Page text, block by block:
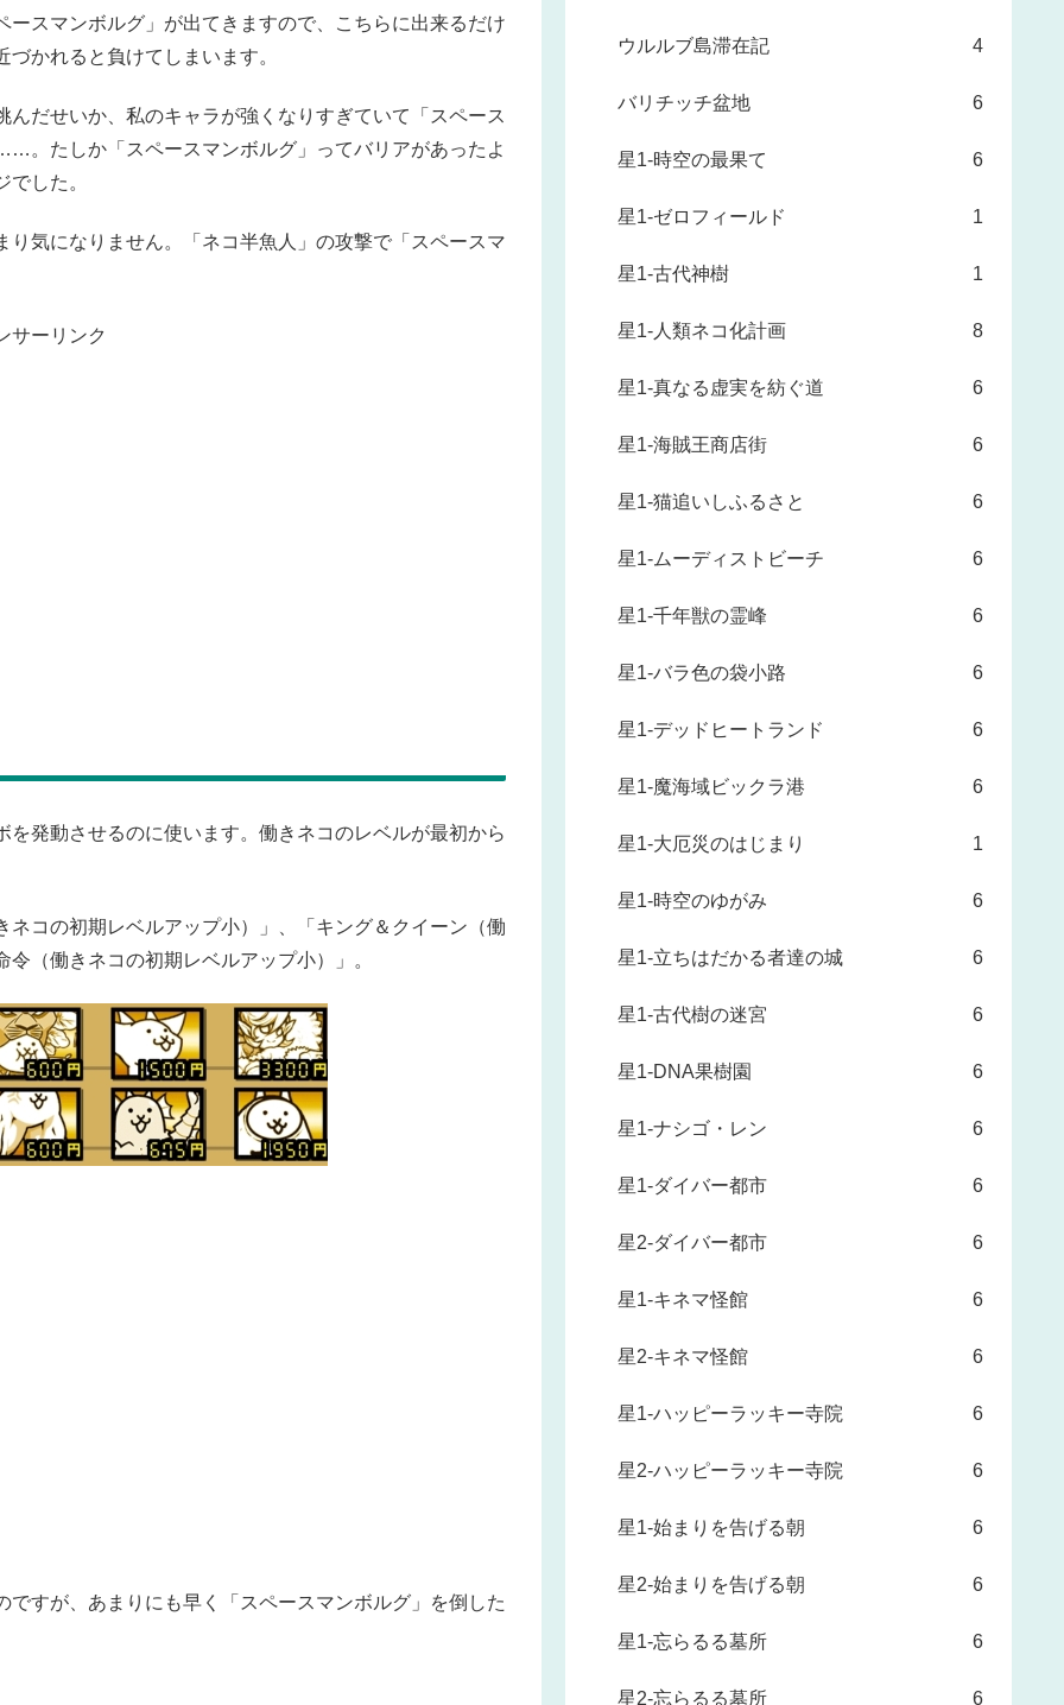
スマンボルグ」が出てきますので、こちらに出来るだけ
かれると負けてしまいます。
だせいか、私のキャラが強くなりすぎていて「スペース
。たしか「スペースマンボルグ」ってバリアがあったよ
した。
気になりません。「ネコ半魚人」の攻撃で「スペースマ
サーリンク
発動させるのに使います。働きネコのレベルが最初から
コの初期レベルアップ小）」、「キング＆クイーン（働
（働きネコの初期レベルアップ小）」。
すが、あまりにも早く「スペースマンボルグ」を倒した
ウルルブ島滞在記 4
バリチッチ盆地 6
星1-時空の最果て 6
星1-ゼロフィールド 1
星1-古代神樹 1
星1-人類ネコ化計画 8
星1-真なる虚実を紡ぐ道 6
星1-海賊王商店街 6
星1-猫追いしふるさと 6
星1-ムーディストビーチ 6
星1-千年獣の霊峰 6
星1-バラ色の袋小路 6
星1-デッドヒートランド 6
星1-魔海域ビックラ港 6
星1-大厄災のはじまり 1
星1-時空のゆがみ 6
星1-立ちはだかる者達の城 6
星1-古代樹の迷宮 6
星1-DNA果樹園 6
星1-ナシゴ・レン 6
星1-ダイバー都市 6
星2-ダイバー都市 6
星1-キネマ怪館 6
星2-キネマ怪館 6
星1-ハッピーラッキー寺院 6
星2-ハッピーラッキー寺院 6
星1-始まりを告げる朝 6
星2-始まりを告げる朝 6
星1-忘らるる墓所 6
星2-忘らるる墓所 6